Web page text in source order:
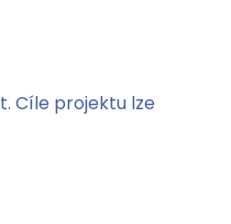
Cíle projektu lze